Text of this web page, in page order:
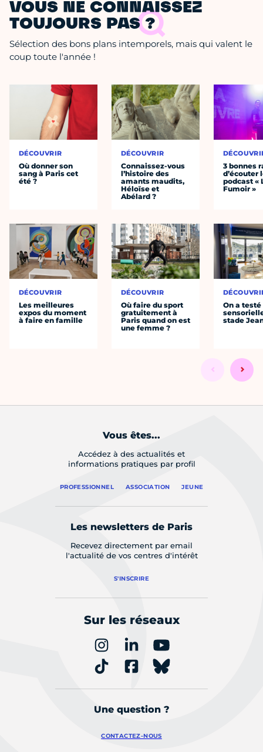
VOUS NE CONNAISSEZ
TOUJOURS PAS ?
Sélection des bons plans intemporels, mais qui valent le
coup toute l'année !
DÉCOUVRIR
Où donner son
sang à Paris cet
été ?
DÉCOUVRIR
Les meilleures
expos du moment
à faire en famille
DÉCOUVRIR
Connaissez-vous
l’histoire des
amants maudits,
Héloïse et
Abélard ?
DÉCOUVRIR
Où faire du sport
gratuitement à
Paris quand on est
une femme ?
3 bonnes
d’écouter
podcast «
Fumoir »
On a
stade
Vous êtes...
Accédez à des actualités et
informations pratiques par profil
PROFESSIONNEL ASSOCIATION JEUNE
Les newsletters de Paris
Recevez directement par email
l'actualité de vos centres d'intérêt
S'INSCRIRE
Sur les réseaux
Une question ?
CONTACTEZ-NOUS